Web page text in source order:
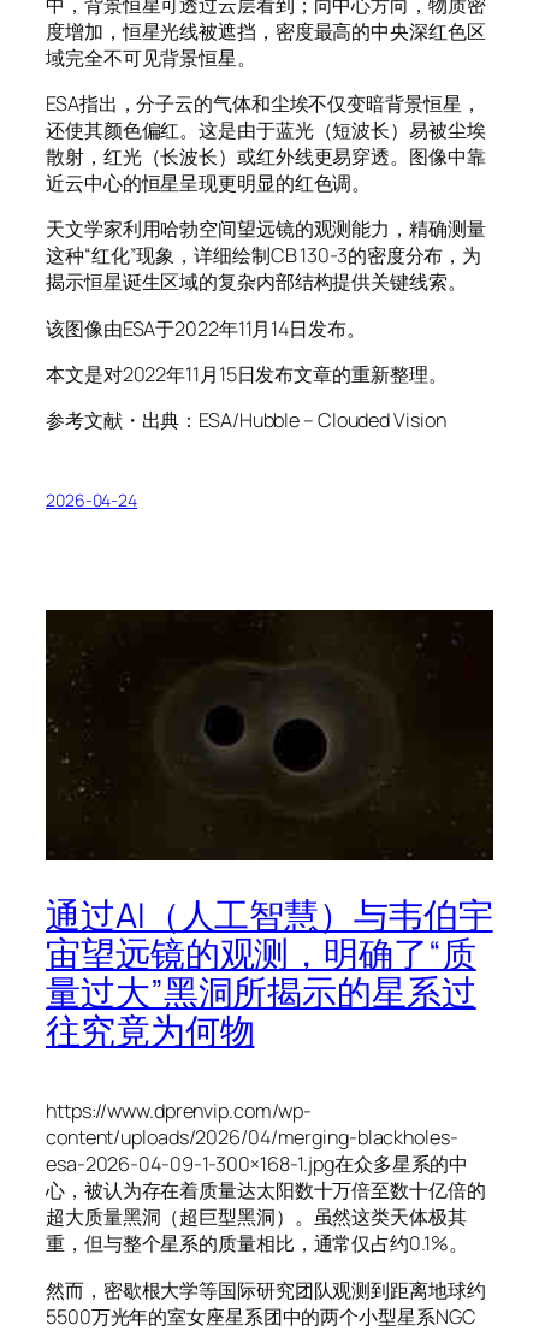
度增加，恒星光线被遮挡，密度最高的中央深红色区
域完全不可见背景恒星。
ESA指出，分子云的气体和尘埃不仅变暗背景恒星，
还使其颜色偏红。这是由于蓝光（短波长）易被尘埃
散射，红光（长波长）或红外线更易穿透。图像中靠
近云中心的恒星呈现更明显的红色调。
天文学家利用哈勃空间望远镜的观测能力，精确测量
这种“红化”现象，详细绘制CB 130-3的密度分布，为
揭示恒星诞生区域的复杂内部结构提供关键线索。
该图像由ESA于2022年11月14日发布。
本文是对2022年11月15日发布文章的重新整理。
参考文献・出典：ESA/Hubble – Clouded Vision
2026-04-24
通过AI（人工智慧）与韦伯宇
宙望远镜的观测，明确了“质
量过大”黑洞所揭示的星系过
往究竟为何物
https://www.dprenvip.com/wp-
content/uploads/2026/04/merging-blackholes-
esa-2026-04-09-1-300×168-1.jpg在众多星系的中
心，被认为存在着质量达太阳数十万倍至数十亿倍的
超大质量黑洞（超巨型黑洞）。虽然这类天体极其
重，但与整个星系的质量相比，通常仅占约0.1%。
然而，密歇根大学等国际研究团队观测到距离地球约
5500万光年的室女座星系团中的两个小型星系NGC